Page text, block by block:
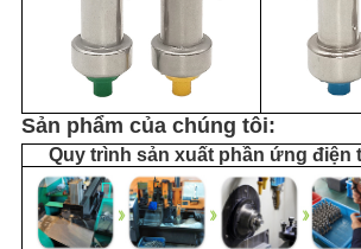
Sản phẩm của chúng tôi:
Quy trình sản xuất phần ứng điện